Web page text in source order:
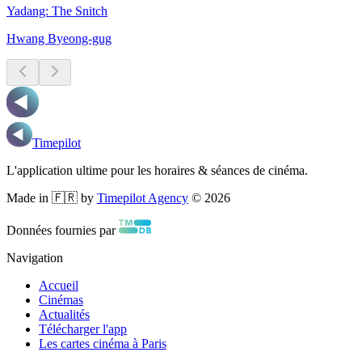
Yadang: The Snitch
Hwang Byeong-gug
Timepilot
L'application ultime pour les horaires & séances de cinéma.
Made in 🇫🇷 by Timepilot Agency © 2026
Données fournies par
Navigation
Accueil
Cinémas
Actualités
Télécharger l'app
Les cartes cinéma à Paris